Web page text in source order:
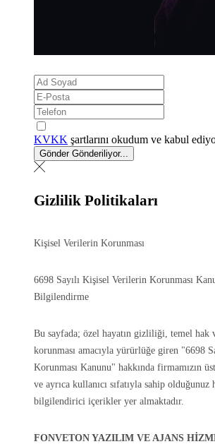
KVKK şartlarını okudum ve kabul
Gönder Gönderiliyor...
Gizlilik Politikaları
Kişisel Verilerin Korunması
6698 Sayılı Kişisel Verilerin Korunması
Bilgilendirme
Bu sayfada; özel hayatın gizliliği, temel hak
korunması amacıyla yürürlüğe giren "6698
Korunması Kanunu" hakkında firmamızın
ve ayrıca kullanıcı sıfatıyla sahip
bilgilendirici içerikler yer almaktadır.
FONVETON YAZILIM VE AJANS